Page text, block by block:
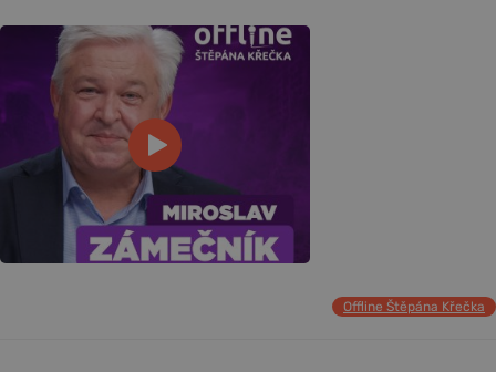
Offline Štěpána Křečka